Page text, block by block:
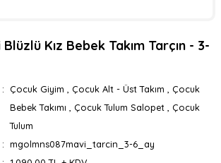
Kız Bebek Takım Tarçın - 3-
Çocuk Giyim Çocuk Alt - Üst Takım
Çocuk
Bebek Takımı
Çocuk Tulum Salopet
Çocuk
Tulum
mgolmns087mavi_tarcin_3-6_ay